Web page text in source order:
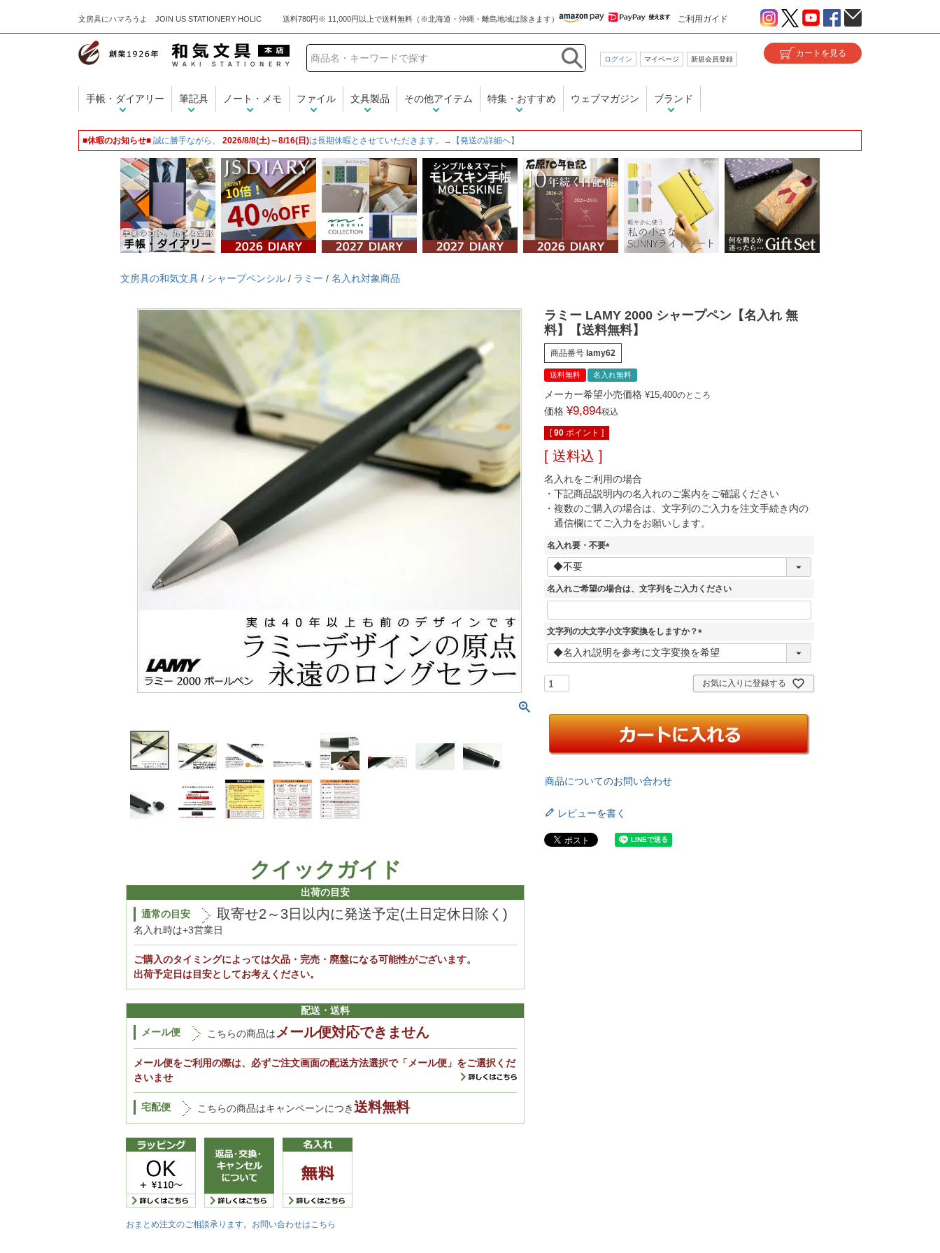
文房具にハマろうよ JOIN US STATIONERY HOLIC ご利用ガイド
和気文具
ログイン マイページ 新規会員登録
手帳・ダイアリー 筆記具 ノート・メモ ファイル 文具製品 その他アイテム 特集・おすすめ ウェブマガジン ブランド
■休暇のお知らせ■ 誠に勝手ながら、 2026/8/8(土)～8/16(日)は長期休暇とさせていただきます。→【発送の詳細へ】
文房具の和気文具 / シャープペンシル / ラミー / 名入れ対象商品
クイックガイド
出荷の目安
通常の目安
取寄せ2～3日以内に発送予定(土日定休日除く)
名入れ時は+3営業日
ご購入のタイミングによっては欠品・完売・廃盤になる可能性がございます。
出荷予定日は目安としてお考えください。
配送・送料
メール便
こちらの商品は メール便対応できません
メール便をご利用の際は、必ずご注文画面の配送方法選択で「メール便」をご選択くだ
さいませ
宅配便 こちらの商品はキャンペーンにつき送料無料
おまとめ注文のご相談承ります。お問い合わせはこちら
ラミー LAMY 2000 シャープペン【名入れ 無
料】【送料無料】
商品番号 lamy62
送料無料 名入れ無料
メーカー希望小売価格 ¥15,400のところ
価格 ¥9,894税込
[90 ポイント ]
送料込
名入れをご利用の場合
・下記商品説明内の名入れのご案内をご確認ください
・複数のご購入の場合は、文字列のご入力を注文手続き内の
通信欄にてご入力をお願いします。
名入れ要・不要
(
須
)
名入れご希望の場合は、文字列をご入力ください
文字列の大文字小文字変換をしますか？
(
必
お気に入りに登録する
商品についてのお問い合わせ
レビューを書く